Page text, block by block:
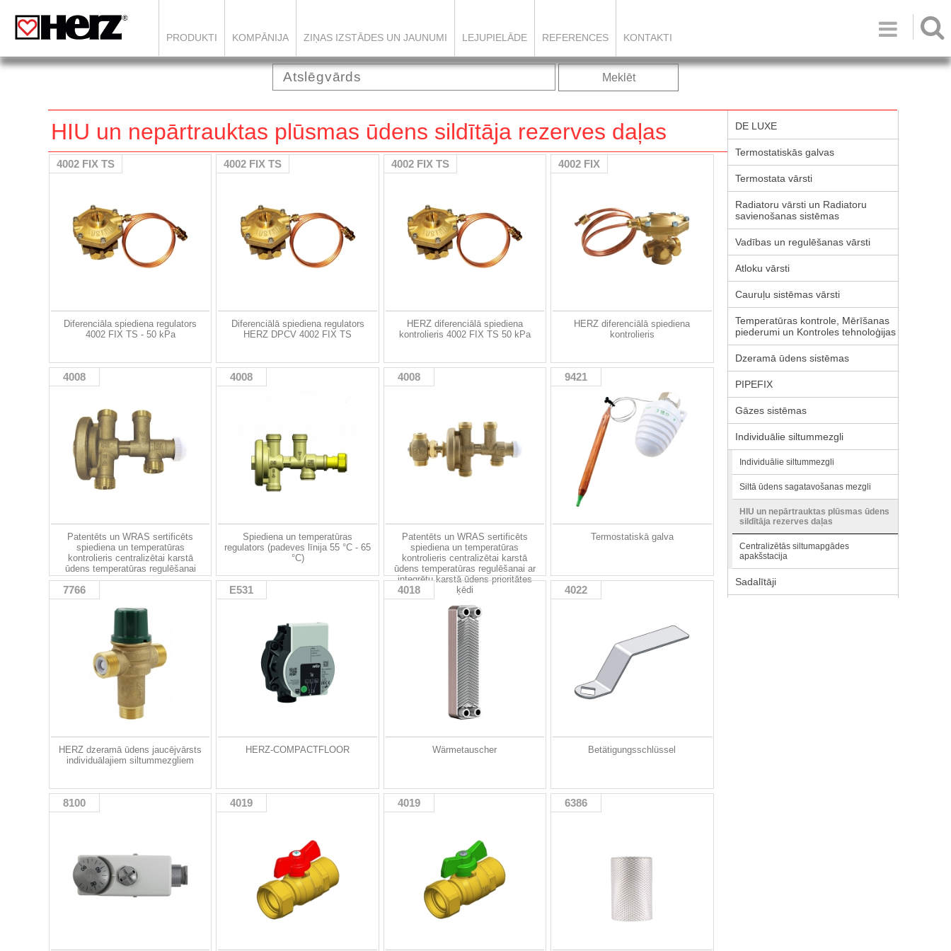

PRODUKTI KOMPĀNIJA ZIŅAS IZSTĀDES UN JAUNUMI LEJUPIELĀDE REFERENCES KONTAKTI
Meklēt
HIU un nepārtrauktas plūsmas ūdens sildītāja rezerves daļas
4002 FIX TS
Diferenciāla spiediena regulators
4002 FIX TS - 50 kPa
4002 FIX TS
Diferenciālā spiediena regulators
HERZ DPCV 4002 FIX TS
4002 FIX TS
HERZ diferenciālā spiediena
kontrolieris 4002 FIX TS 50 kPa
4002 FIX
HERZ diferenciālā spiediena
kontrolieris
4008
Patentēts un WRAS sertificēts
spiediena un temperatūras
kontrolieris centralizētai karstā
ūdens temperatūras regulēšanai
4008
Spiediena un temperatūras
regulators (padeves līnija 55 °C - 65
°C)
4008
Patentēts un WRAS sertificēts
spiediena un temperatūras
kontrolieris centralizētai karstā
ūdens temperatūras regulēšanai ar
integrētu karstā ūdens prioritātes
ķēdi
9421
Termostatiskā galva
7766
HERZ dzeramā ūdens jaucējvārsts
individuālajiem siltummezgliem
E531
HERZ-COMPACTFLOOR
4018
Wärmetauscher
4022
Betätigungsschlüssel
8100 4019 4019 6386
DE LUXE
Termostatiskās galvas
Termostata vārsti
Radiatoru vārsti un Radiatoru
savienošanas sistēmas
Vadības un regulēšanas vārsti
Atloku vārsti
Cauruļu sistēmas vārsti
Temperatūras kontrole, Mērīšanas
piederumi un Kontroles tehnoloģijas
Dzeramā ūdens sistēmas
PIPEFIX
Gāzes sistēmas
Individuālie siltummezgli
Individuālie siltummezgli
Siltā ūdens sagatavošanas mezgli
HIU un nepārtrauktas plūsmas ūdens
sildītāja rezerves daļas
Centralizētās siltumapgādes
apakšstacija
Sadalītāji